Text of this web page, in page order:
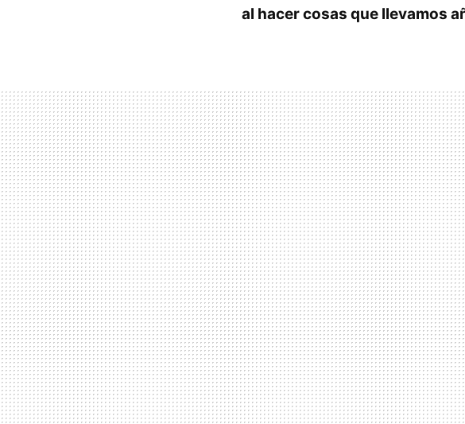
al hacer cosas que llevamos